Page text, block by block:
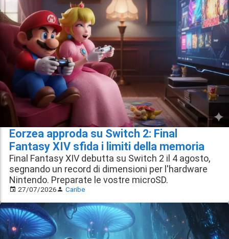
Eorzea approda su Switch 2: Final
Fantasy XIV sfida i limiti della memoria
Final Fantasy XIV debutta su Switch 2 il 4 agosto,
segnando un record di dimensioni per l'hardware
Nintendo. Preparate le vostre microSD.
27/07/2026 Caribe